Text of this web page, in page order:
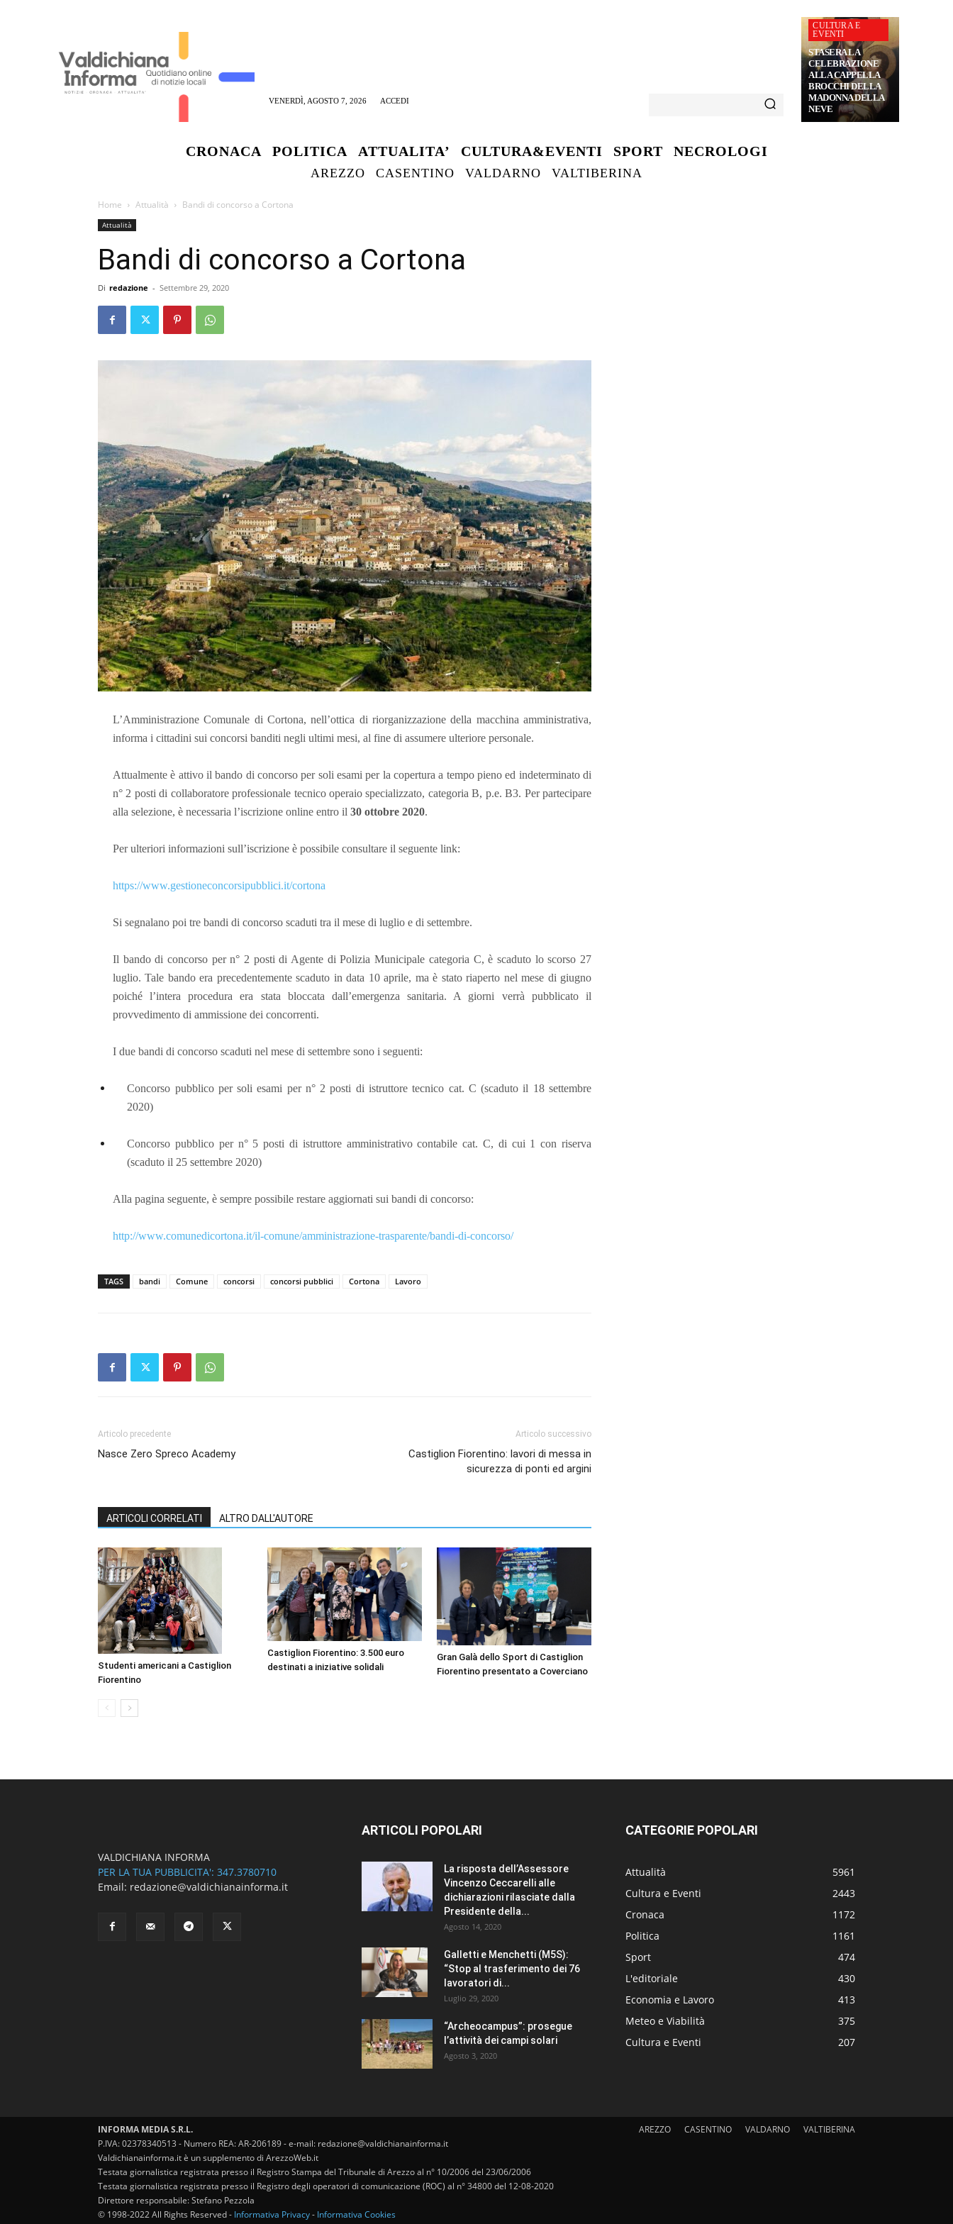
VENERDÌ, AGOSTO 7, 2026 ACCEDI
CULTURA E
EVENTI
STASERA LA
CELEBRAZIONE
ALLA CAPPELLA
BROCCHI DELLA
MADONNA DELLA
NEVE
CRONACA POLITICA ATTUALITA’ CULTURA&EVENTI SPORT NECROLOGI
AREZZO CASENTINO VALDARNO VALTIBERINA
Home Attualità Bandi di concorso a Cortona
Attualità
Bandi di concorso a Cortona
Di redazione - Settembre 29, 2020
L’Amministrazione Comunale di Cortona, nell’ottica di riorganizzazione della macchina amministrativa,
informa i cittadini sui concorsi banditi negli ultimi mesi, al fine di assumere ulteriore personale.
Attualmente è attivo il bando di concorso per soli esami per la copertura a tempo pieno ed indeterminato di
n° 2 posti di collaboratore professionale tecnico operaio specializzato, categoria B, p.e. B3. Per partecipare
alla selezione, è necessaria l’iscrizione online entro il 30 ottobre 2020.
Per ulteriori informazioni sull’iscrizione è possibile consultare il seguente link:
https://www.gestioneconcorsipubblici.it/cortona
Si segnalano poi tre bandi di concorso scaduti tra il mese di luglio e di settembre.
Il bando di concorso per n° 2 posti di Agente di Polizia Municipale categoria C, è scaduto lo scorso 27
luglio. Tale bando era precedentemente scaduto in data 10 aprile, ma è stato riaperto nel mese di giugno
poiché l’intera procedura era stata bloccata dall’emergenza sanitaria. A giorni verrà pubblicato il
provvedimento di ammissione dei concorrenti.
I due bandi di concorso scaduti nel mese di settembre sono i seguenti:
Concorso pubblico per soli esami per n° 2 posti di istruttore tecnico cat. C (scaduto il 18 settembre
2020)
Concorso pubblico per n° 5 posti di istruttore amministrativo contabile cat. C, di cui 1 con riserva
(scaduto il 25 settembre 2020)
Alla pagina seguente, è sempre possibile restare aggiornati sui bandi di concorso:
http://www.comunedicortona.it/il-comune/amministrazione-trasparente/bandi-di-concorso/
TAGS bandi Comune concorsi concorsi pubblici Cortona Lavoro
Articolo precedente
Nasce Zero Spreco Academy
Articolo successivo
Castiglion Fiorentino: lavori di messa in
sicurezza di ponti ed argini
ARTICOLI CORRELATI ALTRO DALL'AUTORE
Studenti americani a Castiglion
Fiorentino
Castiglion Fiorentino: 3.500 euro
destinati a iniziative solidali
Gran Galà dello Sport di Castiglion
Fiorentino presentato a Coverciano
VALDICHIANA INFORMA
PER LA TUA PUBBLICITA': 347.3780710
Email: redazione@valdichianainforma.it
ARTICOLI POPOLARI
La risposta dell’Assessore
Vincenzo Ceccarelli alle
dichiarazioni rilasciate dalla
Presidente della...
Agosto 14, 2020
Galletti e Menchetti (M5S):
“Stop al trasferimento dei 76
lavoratori di...
Luglio 29, 2020
“Archeocampus”: prosegue
l’attività dei campi solari
Agosto 3, 2020
CATEGORIE POPOLARI
Attualità
5961
Cultura e Eventi
2443
Cronaca
1172
Politica
1161
Sport
474
L'editoriale
430
Economia e Lavoro
413
Meteo e Viabilità
375
Cultura e Eventi
207
AREZZO CASENTINO VALDARNO VALTIBERINA
INFORMA MEDIA S.R.L.
P.IVA: 02378340513 - Numero REA: AR-206189 - e-mail: redazione@valdichianainforma.it
Valdichianainforma.it è un supplemento di ArezzoWeb.it
Testata giornalistica registrata presso il Registro Stampa del Tribunale di Arezzo al n° 10/2006 del 23/06/2006
Testata giornalistica registrata presso il Registro degli operatori di comunicazione (ROC) al n° 34800 del 12-08-2020
Direttore responsabile: Stefano Pezzola
© 1998-2022 All Rights Reserved - Informativa Privacy- Informativa Cookies